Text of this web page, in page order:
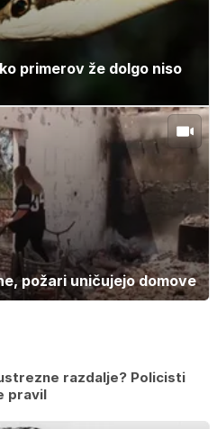
primerov že dolgo niso
požari uničujejo domove
razdalje? Policisti
pravil